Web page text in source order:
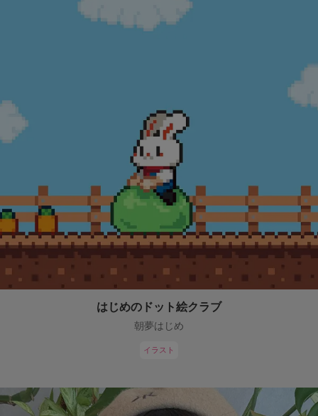
はじめのドット絵クラブ
朝夢はじめ
イラスト